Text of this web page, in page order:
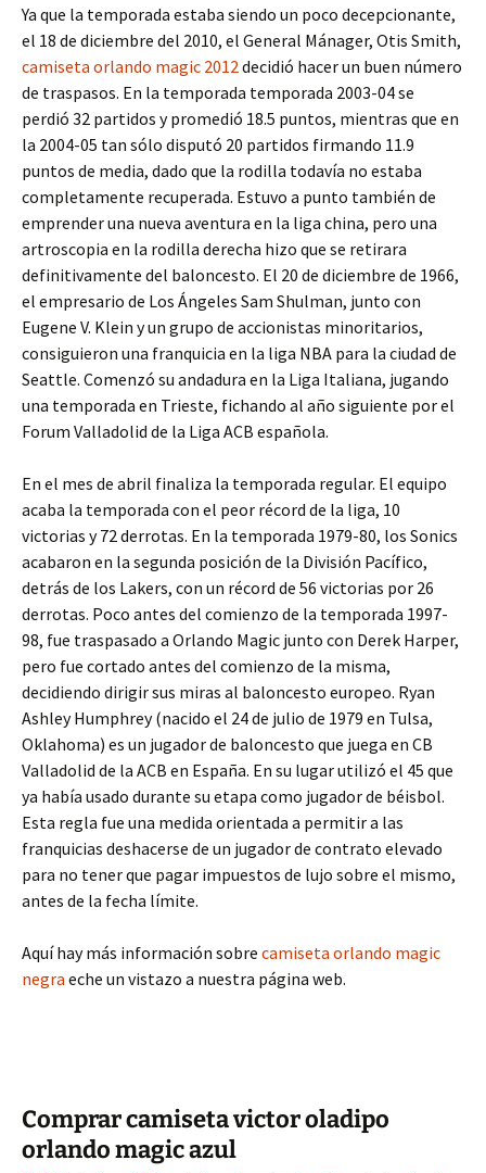
Ya que la temporada estaba siendo un poco decepcionante,
el 18 de diciembre del 2010, el General Mánager, Otis Smith,
camiseta orlando magic 2012decidió hacer un buen número
de traspasos. En la temporada temporada 2003-04 se
perdió 32 partidos y promedió 18.5 puntos, mientras que en
la 2004-05 tan sólo disputó 20 partidos firmando 11.9
puntos de media, dado que la rodilla todavía no estaba
completamente recuperada. Estuvo a punto también de
emprender una nueva aventura en la liga china, pero una
artroscopia en la rodilla derecha hizo que se retirara
definitivamente del baloncesto. El 20 de diciembre de 1966,
el empresario de Los Ángeles Sam Shulman, junto con
Eugene V. Klein y un grupo de accionistas minoritarios,
consiguieron una franquicia en la liga NBA para la ciudad de
Seattle. Comenzó su andadura en la Liga Italiana, jugando
una temporada en Trieste, fichando al año siguiente por el
Forum Valladolid de la Liga ACB española.
En el mes de abril finaliza la temporada regular. El equipo
acaba la temporada con el peor récord de la liga, 10
victorias y 72 derrotas. En la temporada 1979-80, los Sonics
acabaron en la segunda posición de la División Pacífico,
detrás de los Lakers, con un récord de 56 victorias por 26
derrotas. Poco antes del comienzo de la temporada 1997-
98, fue traspasado a Orlando Magic junto con Derek Harper,
pero fue cortado antes del comienzo de la misma,
decidiendo dirigir sus miras al baloncesto europeo. Ryan
Ashley Humphrey (nacido el 24 de julio de 1979 en Tulsa,
Oklahoma) es un jugador de baloncesto que juega en CB
Valladolid de la ACB en España. En su lugar utilizó el 45 que
ya había usado durante su etapa como jugador de béisbol.
Esta regla fue una medida orientada a permitir a las
franquicias deshacerse de un jugador de contrato elevado
para no tener que pagar impuestos de lujo sobre el mismo,
antes de la fecha límite.
Aquí hay más información sobre camiseta orlando magic
negra eche un vistazo a nuestra página web.
Comprar camiseta victor oladipo
orlando magic azul